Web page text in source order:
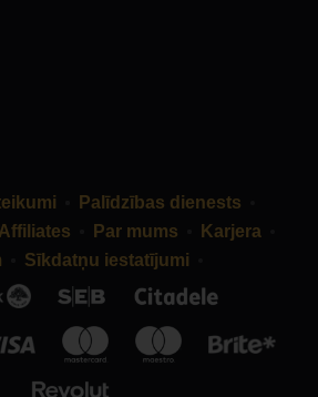
Palīdzības dienests
Affiliates Par mums
Karjera
Sīkdatņu iestatījumi